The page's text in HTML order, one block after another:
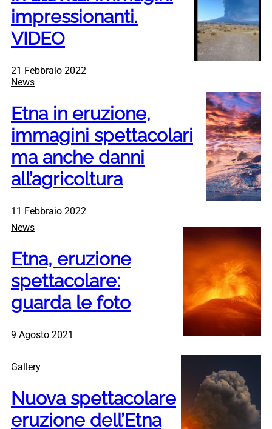
impressionanti.
VIDEO
21 Febbraio 2022
News
Etna in eruzione,
immagini spettacolari
ma anche danni
all’agricoltura
11 Febbraio 2022
News
Etna, eruzione
spettacolare:
guarda le foto
9 Agosto 2021
Gallery
Nuova spettacolare
eruzione dell’Etna